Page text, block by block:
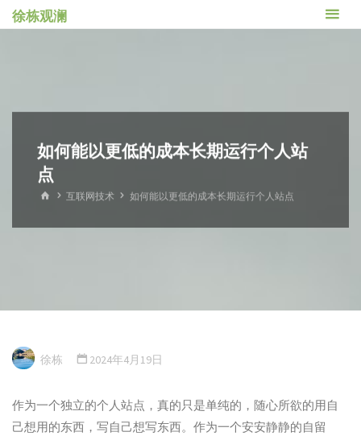
转
徐栋观澜
如何能以更低的成本长期运行个人站
点
首 互联网技术 如何能以更低的成本长期运行个人站点
徐栋 2024年4月19日
作为一个独立的个人站点，真的只是单纯的，随心所欲的用自
己想用的东西，写自己想写东西。作为一个安安静静的自留